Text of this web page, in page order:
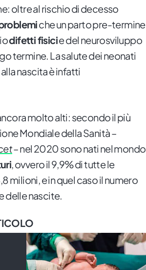
oltre al rischio di decesso
che un parto pre-termine
difetti fisicie del neurosviluppo
termine. La salute dei neonati
nascita è infatti
molto alti: secondo il più
Mondiale della Sanità –
– nel 2020 sono nati nel mondo
, ovvero il 9,9% di tutte le
milioni, e in quel caso il numero
delle nascite.